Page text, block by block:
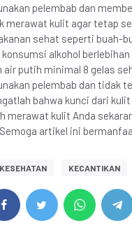
pelembab dan
merawat kulit agar tetap
sehat seperti buah-
konsumsi alkohol
air putih minimal 8 gelas
pelembab dan tidak
bahwa kunci dari
merawat kulit Anda
artikel ini
KESEHATAN KECANTIKAN